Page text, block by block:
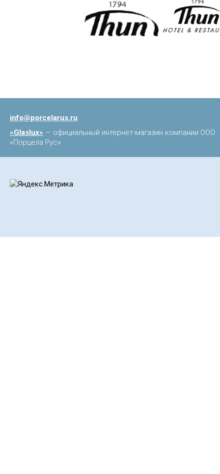
info@porcelarus.ru
«Glaslux» — официальный интернет-магазин компании ООО
«Порцела Рус»